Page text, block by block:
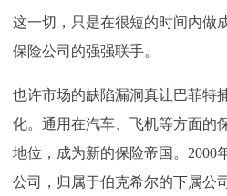
这一切，只是在很短的时间内做
保险公司的强强联手。
也许市场的缺陷漏洞真让巴菲特
化。通用在汽车、飞机等方面的
地位，成为新的保险帝国。2000
公司，归属于伯克希尔的下属公司